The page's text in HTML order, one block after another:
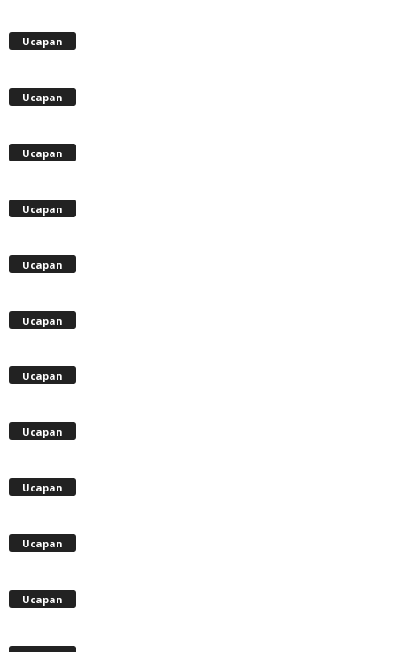
Ucapan
Ucapan
Ucapan
Ucapan
Ucapan
Ucapan
Ucapan
Ucapan
Ucapan
Ucapan
Ucapan